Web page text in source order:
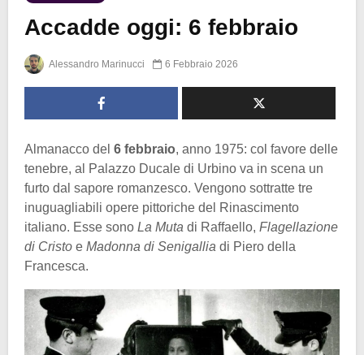
Accadde oggi: 6 febbraio
Alessandro Marinucci 6 Febbraio 2026
Almanacco del 6 febbraio, anno 1975: col favore delle
tenebre, al Palazzo Ducale di Urbino va in scena un
furto dal sapore romanzesco. Vengono sottratte tre
inuguagliabili opere pittoriche del Rinascimento
italiano. Esse sono La Muta di Raffaello, Flagellazione
di Cristo e Madonna di Senigallia di Piero della
Francesca.